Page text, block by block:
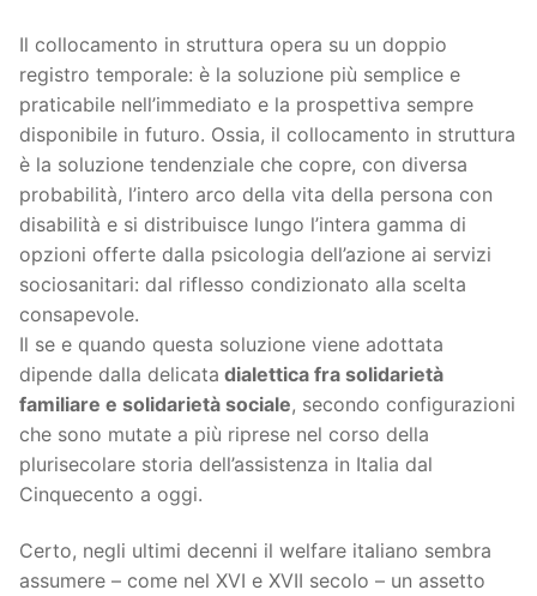
Il collocamento in struttura opera su un doppio
registro temporale: è la soluzione più semplice e
praticabile nell’immediato e la prospettiva sempre
disponibile in futuro. Ossia, il collocamento in struttura
è la soluzione tendenziale che copre, con diversa
probabilità, l’intero arco della vita della persona con
disabilità e si distribuisce lungo l’intera gamma di
opzioni offerte dalla psicologia dell’azione ai servizi
sociosanitari: dal riflesso condizionato alla scelta
consapevole.
Il se e quando questa soluzione viene adottata
dipende dalla delicata dialettica fra solidarietà
familiare e solidarietà sociale, secondo configurazioni
che sono mutate a più riprese nel corso della
plurisecolare storia dell’assistenza in Italia dal
Cinquecento a oggi.
Certo, negli ultimi decenni il welfare italiano sembra
assumere – come nel XVI e XVII secolo – un assetto